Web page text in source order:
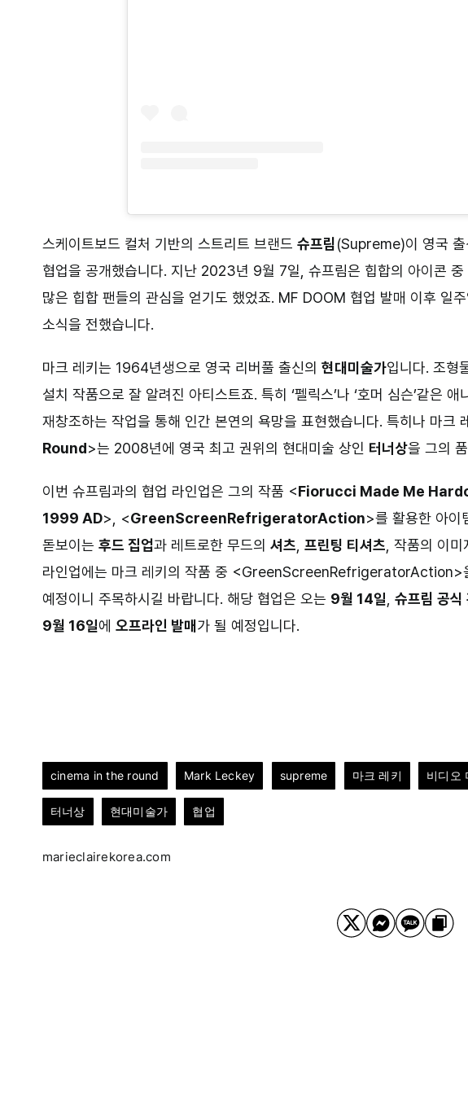
스케이트보드 컬처 기반의 스트리트 브랜드 슈프림 (Supreme)이 영국 출
협업을 공개했습니다. 지난 2023년 9월 7일, 슈프림은 힙합의 아이콘 중
많은 힙합 팬들의 관심을 얻기도 했었죠. MF DOOM 협업 발매 이후 일
소식을 전했습니다.
마크 레키는 1964년생으로 영국 리버풀 출신의 현대미술가입니다. 조형
설치 작품으로 잘 알려진 아티스트죠. 특히 ‘펠릭스’나 ‘호머 심슨’같은
재창조하는 작업을 통해 인간 본연의 욕망을 표현했습니다. 특히나 마크
Round>는 2008년에 영국 최고 권위의 현대미술 상인 터너상을 그의
이번 슈프림과의 협업 라인업은 그의 작품 <Fiorucci Made Me
1999 AD>, <GreenScreenRefrigeratorAction>를 활용한 아이
돋보이는 후드 집업과 레트로한 무드의 셔츠 프린팅 티셔츠 , 작품의 이
라인업에는 마크 레키의 작품 중 <GreenScreenRefrigeratorAction>
예정이니 주목하시길 바랍니다. 해당 협업은 오는 9월 14일 슈프림 공식
9월 16일에 오프라인 발매 가 될 예정입니다.
cinema in the round Mark Leckey supreme 마크 레키 비디오
터너상 현대미술가 협업
marieclairekorea.com